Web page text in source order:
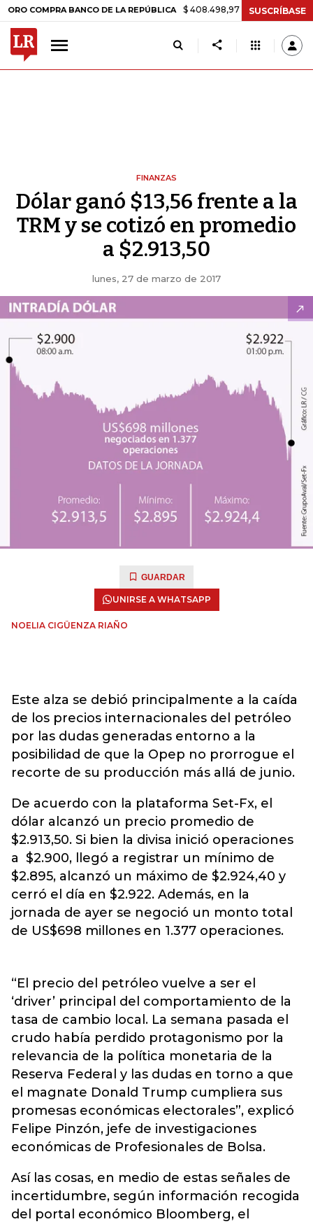
BANCO DE LA REPÚBLICA $ 408.498,97 +$ 8.753,81 +2,19%
SUSCRÍBASE
FINANZAS
Dólar ganó $13,56 frente a la
TRM y se cotizó en promedio
a $2.913,50
lunes, 27 de marzo de 2017
GUARDAR
UNIRSE A WHATSAPP
NOELIA CIGÜENZA RIAÑO
Este alza se debió principalmente a la caída
de los precios internacionales del petróleo
por las dudas generadas entorno a la
posibilidad de que la Opep no prorrogue el
recorte de su producción más allá de junio.
De acuerdo con la plataforma Set-Fx, el
dólar alcanzó un precio promedio de
$2.913,50. Si bien la divisa inició operaciones
a $2.900, llegó a registrar un mínimo de
$2.895, alcanzó un máximo de $2.924,40 y
cerró el día en $2.922. Además, en la
jornada de ayer se negoció un monto total
de US$698 millones en 1.377 operaciones.
“El precio del petróleo vuelve a ser el
‘driver’ principal del comportamiento de la
tasa de cambio local. La semana pasada el
crudo había perdido protagonismo por la
relevancia de la política monetaria de la
Reserva Federal y las dudas en torno a que
el magnate Donald Trump cumpliera sus
promesas económicas electorales”, explicó
Felipe Pinzón, jefe de investigaciones
económicas de Profesionales de Bolsa.
Así las cosas, en medio de estas señales de
incertidumbre, según información recogida
del portal económico Bloomberg, el